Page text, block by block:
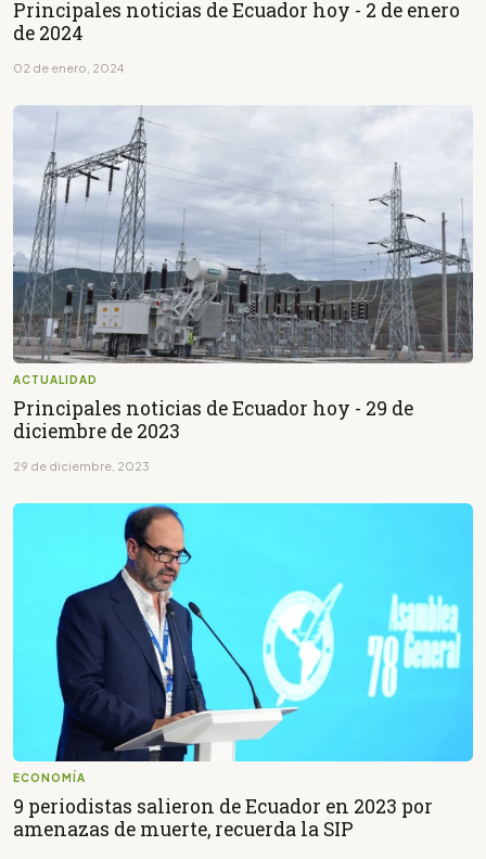
Principales noticias de Ecuador hoy - 2 de enero
de 2024
02 de enero, 2024
ACTUALIDAD
Principales noticias de Ecuador hoy - 29 de
diciembre de 2023
29 de diciembre, 2023
ECONOMÍA
9 periodistas salieron de Ecuador en 2023 por
amenazas de muerte, recuerda la SIP